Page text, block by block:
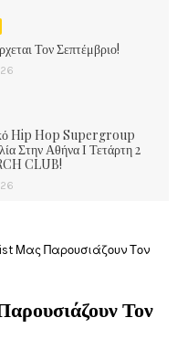
Τον Σεπτέμβριο!
Hip Hop Supergroup
Στην Αθήνα Ι Τετάρτη 2
CLUB!
Μας Παρουσιάζουν Τον
Τον